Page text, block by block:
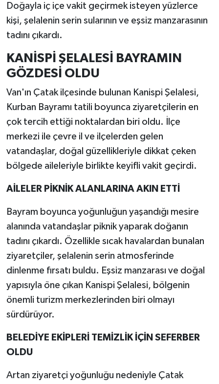
Doğayla iç içe vakit geçirmek isteyen yüzlerce
kişi, şelalenin serin sularının ve eşsiz manzarasının
tadını çıkardı.
KANİSPİ ŞELALESİ BAYRAMIN
GÖZDESİ OLDU
Van'ın Çatak ilçesinde bulunan Kanispi Şelalesi,
Kurban Bayramı tatili boyunca ziyaretçilerin en
çok tercih ettiği noktalardan biri oldu. İlçe
merkezi ile çevre il ve ilçelerden gelen
vatandaşlar, doğal güzellikleriyle dikkat çeken
bölgede aileleriyle birlikte keyifli vakit geçirdi.
AİLELER PİKNİK ALANLARINA AKIN ETTİ
Bayram boyunca yoğunluğun yaşandığı mesire
alanında vatandaşlar piknik yaparak doğanın
tadını çıkardı. Özellikle sıcak havalardan bunalan
ziyaretçiler, şelalenin serin atmosferinde
dinlenme fırsatı buldu. Eşsiz manzarası ve doğal
yapısıyla öne çıkan Kanispi Şelalesi, bölgenin
önemli turizm merkezlerinden biri olmayı
sürdürüyor.
BELEDİYE EKİPLERİ TEMİZLİK İÇİN SEFERBER
OLDU
Artan ziyaretçi yoğunluğu nedeniyle Çatak